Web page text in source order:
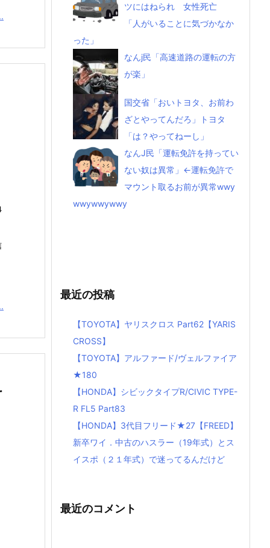
ツにはねられ 女性死亡
「人がいることに気づかなか
った」
なんj民「高速道路の運転の方
が楽」
国交省「おいトヨタ、お前わ
ざとやってんだろ」トヨタ
「は？やってねーし」
なんJ民「運転免許を持ってい
ない奴は異常」←運転免許で
マウント取るお前が異常wwy
wwywwywwy
最近の投稿
【TOYOTA】ヤリスクロス Part62【YARIS
CROSS】
【TOYOTA】アルファード/ヴェルファイア
★180
【HONDA】シビックタイプR/CIVIC TYPE-
R FL5 Part83
【HONDA】3代目フリード★27【FREED】
新卒ワイ．中古のハスラー（19年式）とス
イスポ（２１年式）で迷ってるんだけど
最近のコメント